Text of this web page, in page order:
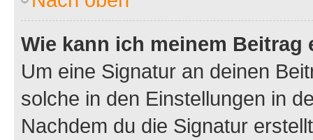
Wie kann ich meinem
Um eine Signatur an deinen
solche in den Einstellungen in
Nachdem du die Signatur